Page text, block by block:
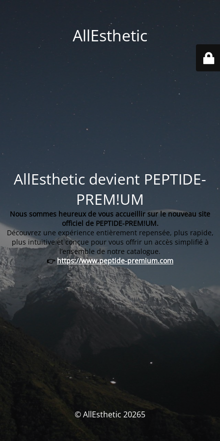
AllEsthetic
AllEsthetic devient PEPTIDE-
PREM!UM
Nous sommes heureux de vous accueillir sur le nouveau site
officiel de PEPTIDE-PREM!UM.
Découvrez une expérience entièrement repensée, plus rapide,
plus intuitive et conçue pour vous offrir un accès simplifié à
l’ensemble de notre catalogue.
👉 https://www.peptide-premium.com
© AllEsthetic 20265